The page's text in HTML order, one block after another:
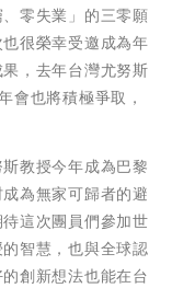
零失業」的三零願
很榮幸受邀成為年
，去年台灣尤努斯
會也將積極爭取，
教授今年成為巴黎
為無家可歸者的避
這次團員們參加世
智慧，也與全球認
創新想法也能在台